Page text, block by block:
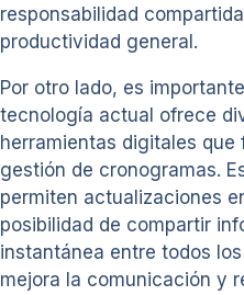
responsabilidad
productividad general.
Por otro lado, es
tecnología actual ofrece
herramientas digitales
gestión de cronogramas.
permiten actualizaciones
posibilidad de compartir
instantánea entre todos
mejora la comunicación y